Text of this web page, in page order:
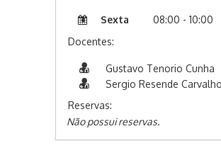
Sexta
08:00 - 10:00
Docentes:
Gustavo Tenorio Cunha
Sergio Resende Carvalho
Reservas:
Não possui reservas.